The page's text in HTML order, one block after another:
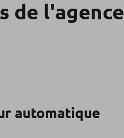
de l'agence
automatique